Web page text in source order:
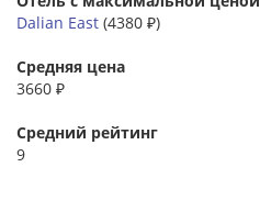
Dalian East (4380 ₽)
Средняя цена
3660 ₽
Средний рейтинг
9